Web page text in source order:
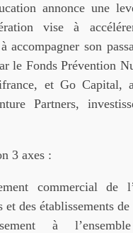
annonce une
vise à
son
le Fonds Prévention
et Go Capital,
Partners,
3 axes :
commercial de
et des établissements de
à